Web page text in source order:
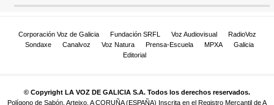
Corporación Voz de Galicia Fundación SRFL Voz Audiovisual
RadioVoz
Sondaxe
Canalvoz Voz Natura Prensa-Escuela MPXA
Galicia
Editorial
© Copyright LA VOZ DE GALICIA S.A. Todos los derechos reservados.
Polígono de Sabón, Arteixo, A CORUÑA (ESPAÑA) Inscrita en el Registro Mercantil de A